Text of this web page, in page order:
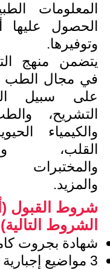
المعلومات
الحصول عليها
وتوفيرها.
يتضمن منهج
في مجال الطب
على سبيل
التشريح،
والكيمياء
القلب،
والمختبرات
والمزيد.
شروط القبول
الشروط التالية)
شهادة بجروت
3 مواضيع